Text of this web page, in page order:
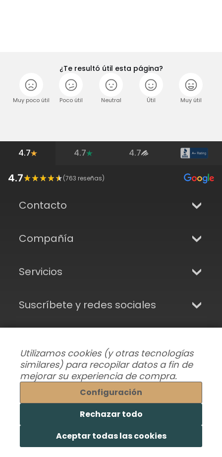
¿Te resultó útil esta página?
Muy poco útil Poco útil Neutral Útil Muy útil
4.7 4.7 4.7
4.7 (763 reseñas)
Contacto
Compañía
Servicios
Suscríbete y redes sociales
© 2026 Superhairpieces.es
Modificar preferencias de datos
Términos y condiciones
Utilizamos cookies (y otras tecnologías
similares) para recopilar datos a fin de
mejorar su experiencia de compra.
Configuración
Rechazar todo
Aceptar todas las cookies